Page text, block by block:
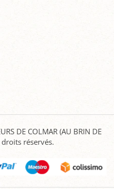
DE COLMAR (AU BRIN DE
droits réservés.